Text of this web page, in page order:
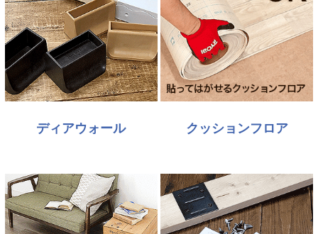
ディアウォール クッションフロア